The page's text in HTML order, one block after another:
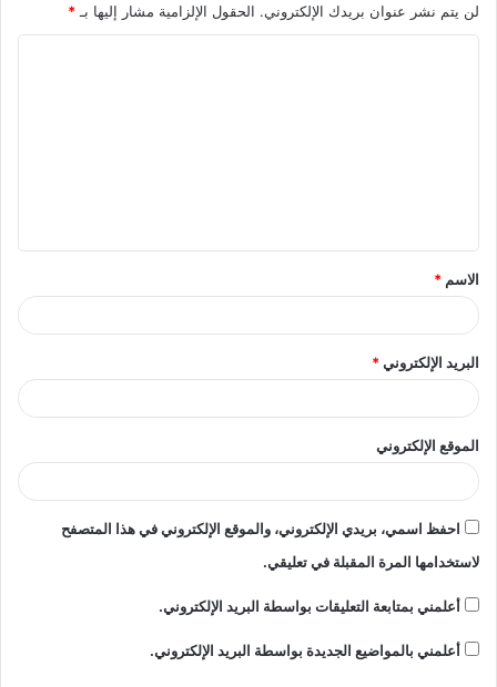
لن يتم نشر عنوان بريدك الإلكتروني. الحقول الإلزامية مشار إليها بـ *
ق
*
الاسم *
البريد الإلكتروني*
الموقع الإلكتروني
احفظ اسمي، بريدي الإلكتروني، والموقع الإلكتروني في هذا المتصفح
لاستخدامها المرة المقبلة في تعليقي.
أعلمني بمتابعة التعليقات بواسطة البريد الإلكتروني.
أعلمني بالمواضيع الجديدة بواسطة البريد الإلكتروني.